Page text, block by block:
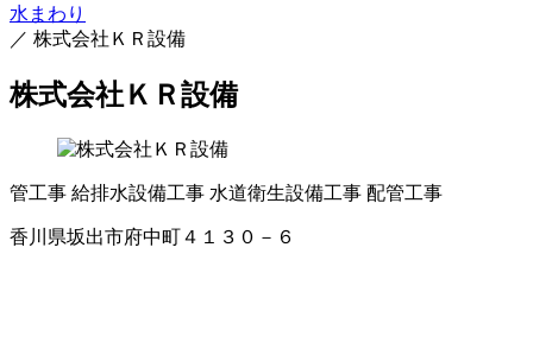
水まわり
／ 株式会社ＫＲ設備
株式会社ＫＲ設備
管工事 給排水設備工事 水道衛生設備工事 配管工事
香川県坂出市府中町４１３０－６